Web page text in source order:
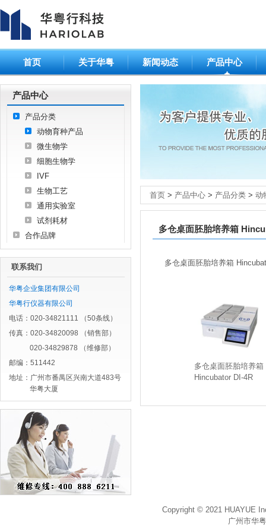
首页 关于华粤 新闻动态 产品中心
产品中心
产品分类
动物育种产品
微生物学
细胞生物学
IVF
生物工艺
通用实验室
试剂耗材
合作品牌
联系我们
华粤企业集团有限公司
华粤行仪器有限公司
电话：020-34821111 （50条线）
传真：020-34820098 （销售部）
020-34829878 （维修部）
邮编：511442
地址：广州市番禺区兴南大道483号
华粤大厦
首页 > 产品中心 > 产品分类 > 动
多仓桌面胚胎培养箱
多仓桌面胚胎培养箱
多仓桌面胚胎培养箱
Hincubator DI-4R
Copyright © 2021 HUAYUE
广州市华